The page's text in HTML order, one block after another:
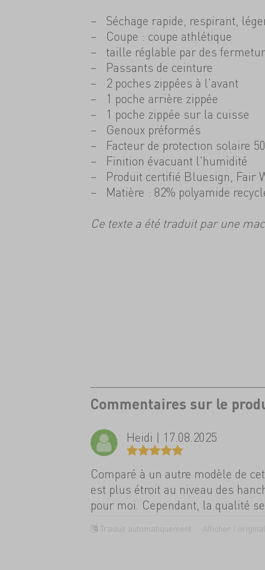
Séchage rapide, respirant,
Coupe : coupe athlétique
taille réglable par des
Passants de ceinture
2 poches zippées à l'avant
1 poche arrière zippée
1 poche zippée sur la cuisse
Genoux préformés
Facteur de protection solaire 50
Finition évacuant l'humidité
Produit certifié Bluesign, Fair
Matière : 82% polyamide
Ce texte a été traduit par une
Commentaires sur le
Heidi | 17.08.2025
Comparé à un autre modèle de
est plus étroit au niveau des
pour moi. Cependant, la qualité
Traduit automatiquement · Afficher l'original